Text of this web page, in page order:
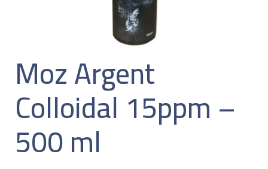
Moz Argent
Colloidal 15ppm –
500 ml